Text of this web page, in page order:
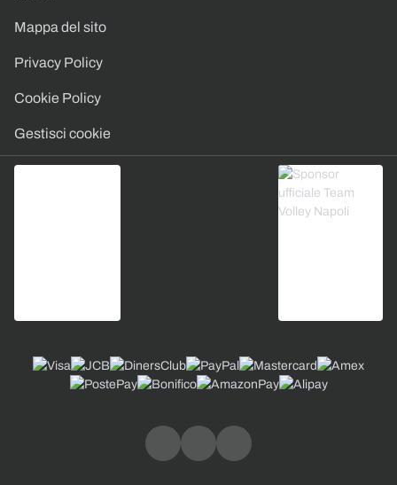
Mappa del sito
Privacy Policy
Cookie Policy
Gestisci cookie